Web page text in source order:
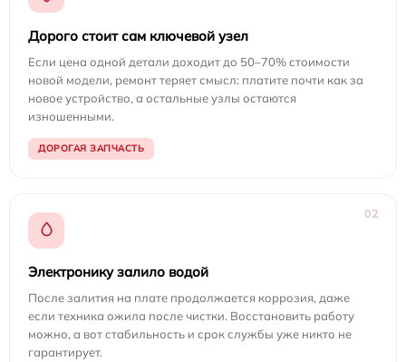
Дорого стоит сам ключевой узел
Если цена одной детали доходит до 50–70% стоимости
новой модели, ремонт теряет смысл: платите почти как за
новое устройство, а остальные узлы остаются
изношенными.
ДОРОГАЯ ЗАПЧАСТЬ
02
Электронику залило водой
После залития на плате продолжается коррозия, даже
если техника ожила после чистки. Восстановить работу
можно, а вот стабильность и срок службы уже никто не
гарантирует.